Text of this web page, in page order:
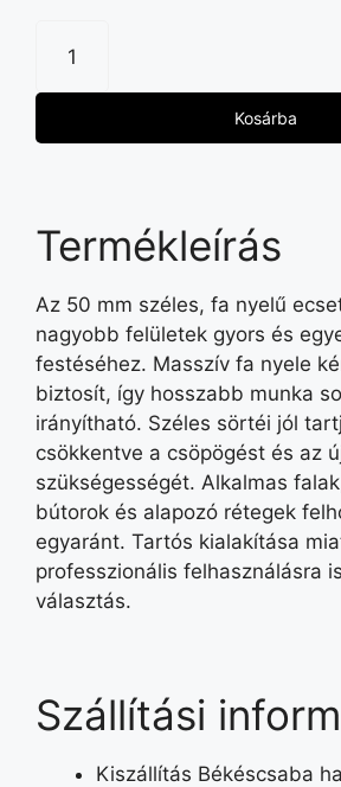
Kosárba
Termékleírás
Az 50 mm széles, fa nyelű
nagyobb felületek gyors és
festéséhez. Masszív fa nyele
biztosít, így hosszabb munka
irányítható. Széles sörtéi jól
csökkentve a csöpögést és az
szükségességét. Alkalmas
bútorok és alapozó rétegek
egyaránt. Tartós kialakítása
professzionális felhasználásra
választás.
Szállítási
Kiszállítás Békéscsaba